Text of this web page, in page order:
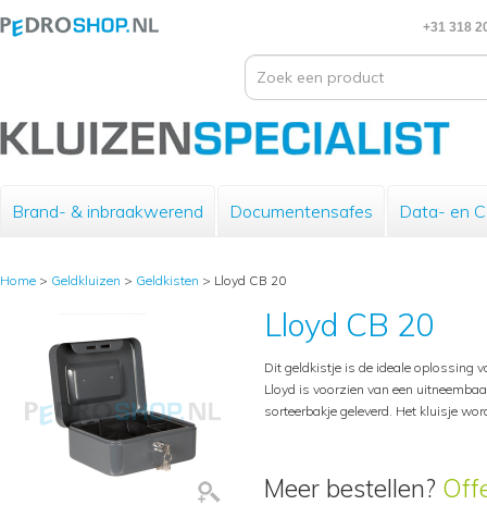
+31 318
Brand- & inbraakwerend Documentensafes Data- en
Home > Geldkluizen > Geldkisten > Lloyd CB 20
Lloyd CB 20
Dit geldkistje is de ideale oplossing
Lloyd is voorzien van een
sorteerbakje geleverd. Het kluisje
Meer bestellen?